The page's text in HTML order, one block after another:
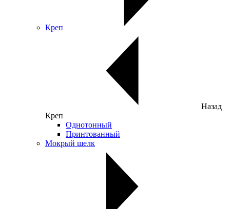
Креп
Назад
Креп
Однотонный
Принтованный
Мокрый шелк